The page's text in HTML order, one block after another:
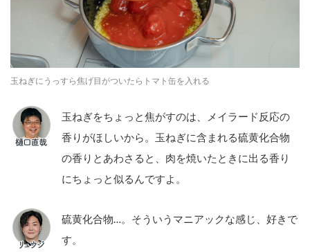
玉ねぎにうっすら焦げ目がついたらトマト缶を入れる
玉ねぎをちょっと焦がすのは、メイラード反応の
香りがほしいから。玉ねぎに含まれる硫黄化合物
の香りとあわさると、肉を焼いたときに出る香り
にちょっと似るんですよ。
硫黄化合物…。そういうマニアックな感じ、好きで
す。